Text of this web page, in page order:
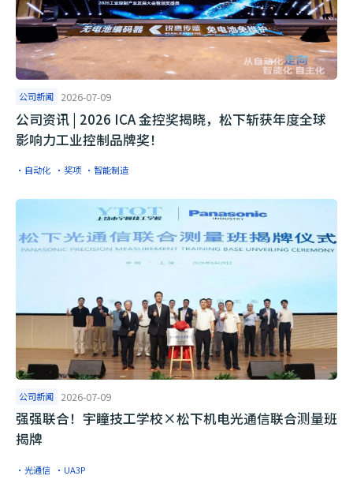
公司新闻 2026-07-09
公司资讯 | 2026 ICA 金控奖揭晓，松下斩获年度全球
影响力工业控制品牌奖！
·自动化 ·奖项 ·智能制造
公司新闻 2026-07-09
​强强联合！宇瞳技工学校×松下机电光通信联合测量班
揭牌
·光通信 ·UA3P